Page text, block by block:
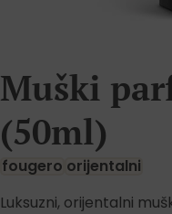
Muški
(50ml)
fougero orijentalni
Luksuzni, orijentalni